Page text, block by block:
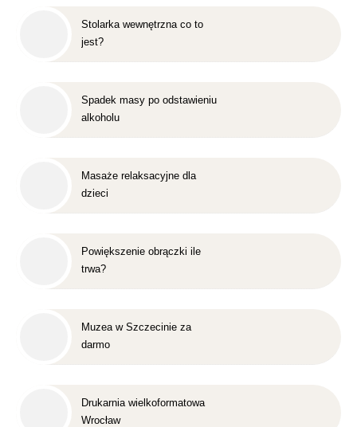
Stolarka wewnętrzna co to
jest?
Spadek masy po odstawieniu
alkoholu
Masaże relaksacyjne dla
dzieci
Powiększenie obrączki ile
trwa?
Muzea w Szczecinie za
darmo
Drukarnia wielkoformatowa
Wrocław